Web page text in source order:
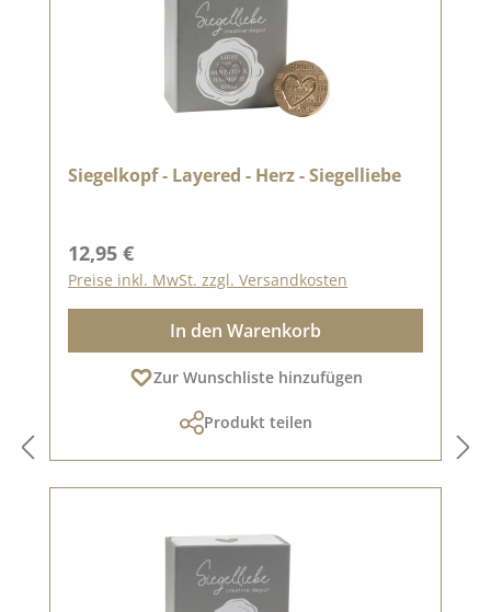
Siegelkopf - Layered - Herz - Siegelliebe
Regulärer Preis:
12,95 €
Preise inkl. MwSt. zzgl. Versandkosten
In den Warenkorb
Zur Wunschliste hinzufügen
Produkt teilen